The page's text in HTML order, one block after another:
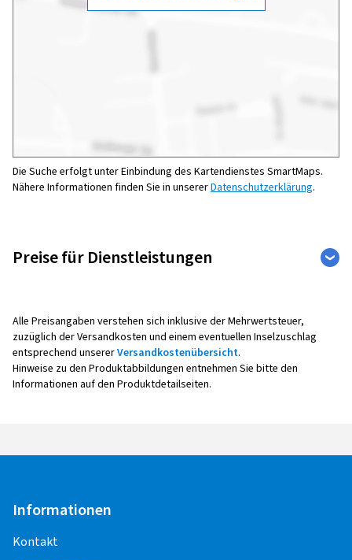
Die Suche erfolgt unter Einbindung des Kartendienstes SmartMaps.
Nähere Informationen finden Sie in unsererDatenschutzerklärung.
Preise für Dienstleistungen
Reifenmontage
Alle Montagepreise verstehen sich pro Rad,
Programmierung, -Anlernen,
Alle Preisangaben verstehen sich inklusive der Mehrwertsteuer,
zuzüglich der Versandkosten und einem eventuellen Inselzuschlag
entsprechend unsererVersandkostenübersicht.
Hinweise zu den Produktabbildungen entnehmen Sie bitte den
Informationen auf den Produktdetailseiten.
Informationen
Kontakt